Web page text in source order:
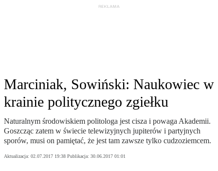
Marciniak, Sowiński: Naukowiec w
krainie politycznego zgiełku
Naturalnym środowiskiem politologa jest cisza i powaga Akademii.
Goszcząc zatem w świecie telewizyjnych jupiterów i partyjnych
sporów, musi on pamiętać, że jest tam zawsze tylko cudzoziemcem.
Aktualizacja: 02.07.2017 19:38 Publikacja: 30.06.2017 01:01